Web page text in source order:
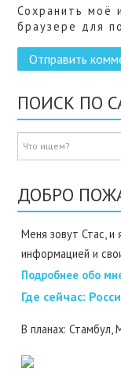
Сохранить моё
браузере для
ПОИСК ПО
ДОБРО
Меня зовут Стас,
информацией и
Подробнее обо
Где cейчас:
В планах: Стамбул,